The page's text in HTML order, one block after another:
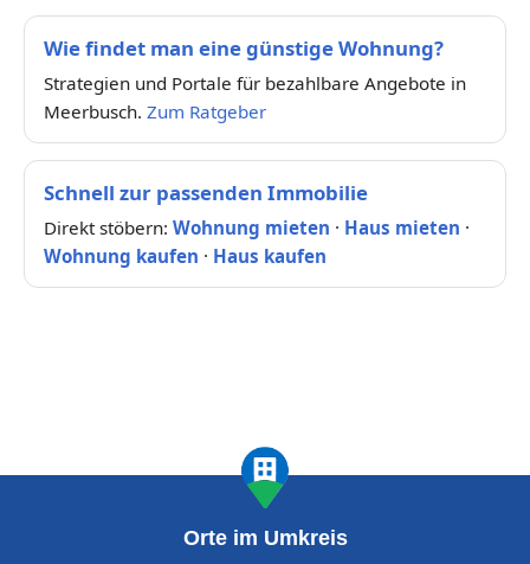
Wie findet man eine günstige Wohnung?
Strategien und Portale für bezahlbare Angebote in
Meerbusch. Zum Ratgeber
Schnell zur passenden Immobilie
Direkt stöbern: Wohnung mieten · Haus mieten ·
Wohnung kaufen · Haus kaufen
Orte im Umkreis